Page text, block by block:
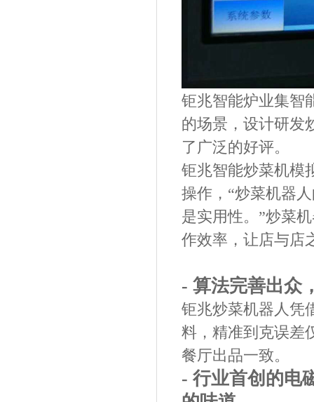
钜兆智能炉业集智
的场景，设计研发
了广泛的好评。
钜兆智能炒菜机模
操作，“炒菜机器
是实用性。 ”炒菜
作效率，让店与店
- 算法完善出众
钜兆炒菜机器人凭
料，精准到克误差
餐厅出品一致。
- 行业首创的电